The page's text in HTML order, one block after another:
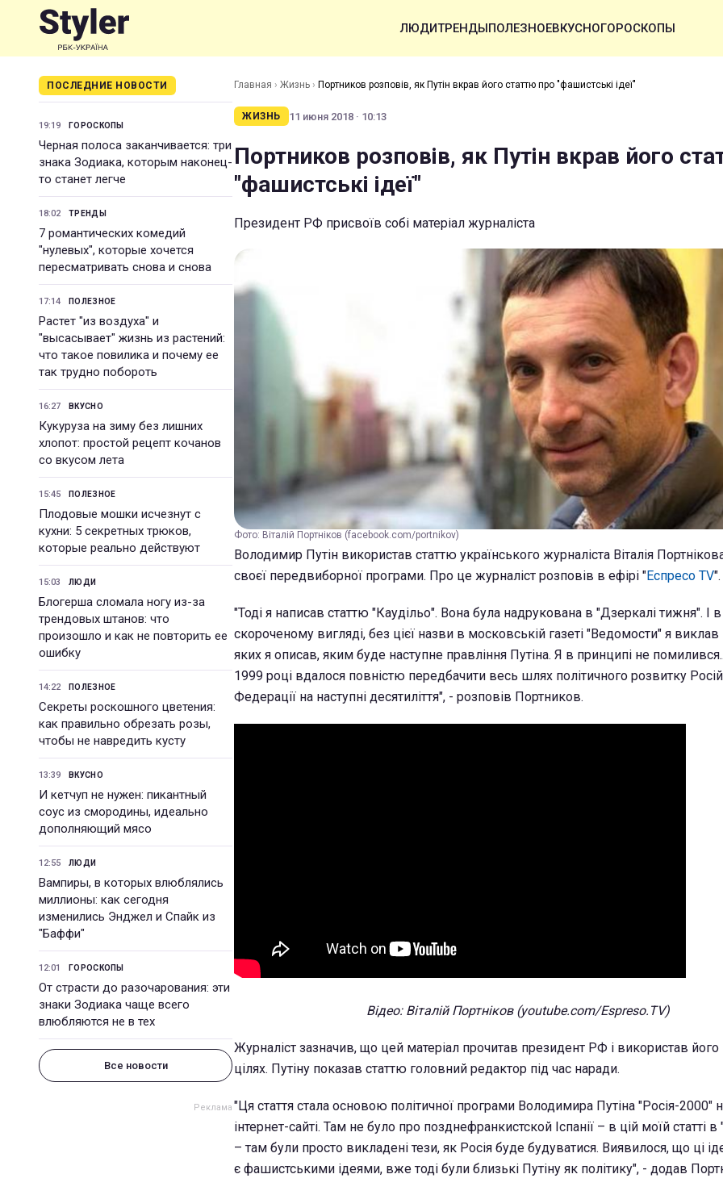
ЛЮДИТРЕНДЫПОЛЕЗНОЕВКУСНОГОРОСКОПЫ
ПОСЛЕДНИЕ НОВОСТИ
19:19 ГОРОСКОПЫ
Черная полоса заканчивается: три
знака Зодиака, которым наконец-
то станет легче
18:02 ТРЕНДЫ
7 романтических комедий
"нулевых", которые хочется
пересматривать снова и снова
17:14 ПОЛЕЗНОЕ
Растет "из воздуха" и
"высасывает" жизнь из растений:
что такое повилика и почему ее
так трудно побороть
16:27 ВКУСНО
Кукуруза на зиму без лишних
хлопот: простой рецепт кочанов
со вкусом лета
15:45 ПОЛЕЗНОЕ
Плодовые мошки исчезнут с
кухни: 5 секретных трюков,
которые реально действуют
15:03 ЛЮДИ
Блогерша сломала ногу из-за
трендовых штанов: что
произошло и как не повторить ее
ошибку
14:22 ПОЛЕЗНОЕ
Секреты роскошного цветения:
как правильно обрезать розы,
чтобы не навредить кусту
13:39 ВКУСНО
И кетчуп не нужен: пикантный
соус из смородины, идеально
дополняющий мясо
12:55 ЛЮДИ
Вампиры, в которых влюблялись
миллионы: как сегодня
изменились Энджел и Спайк из
"Баффи"
12:01 ГОРОСКОПЫ
От страсти до разочарования: эти
знаки Зодиака чаще всего
влюбляются не в тех
Все новости
Главная › Жизнь › Портников розповів, як Путін вкрав його статтю про "фашистські ідеї"
ЖИЗНЬ 11 июня 2018 · 10:13
Портников розповів, як Путін вкрав його
"фашистські ідеї"
Президент РФ присвоїв собі матеріал журналіста
Фото: Віталій Портніков (facebook.com/portnikov)
Володимир Путін використав статтю українського журналіста Віталія
своєї передвиборної програми. Про це журналіст розповів в ефірі "Еспресо TV".
"Тоді я написав статтю "Каудільо". Вона була надрукована в "Дзеркалі тижня". І в
скороченому вигляді, без цієї назви в московській газеті "Ведомости" я виклав
яких я описав, яким буде наступне правління Путіна. Я в принципі не
1999 році вдалося повністю передбачити весь шлях політичного розвитку
Федерації на наступні десятиліття", - розповів Портников.
Відео: Віталій Портніков (youtube.com/Espreso.TV)
Журналіст зазначив, що цей матеріал прочитав президент РФ і використав його
цілях. Путіну показав статтю головний редактор під час наради.
"Ця стаття стала основою політичної програми Володимира Путіна "Росія-2000"
інтернет-сайті. Там не було про позднефранкистской Іспанії – в цій моїй статті
– там були просто викладені тези, як Росія буде будуватися. Виявилося, що ці
є фашистськими ідеями, вже тоді були близькі Путіну як політику", - додав